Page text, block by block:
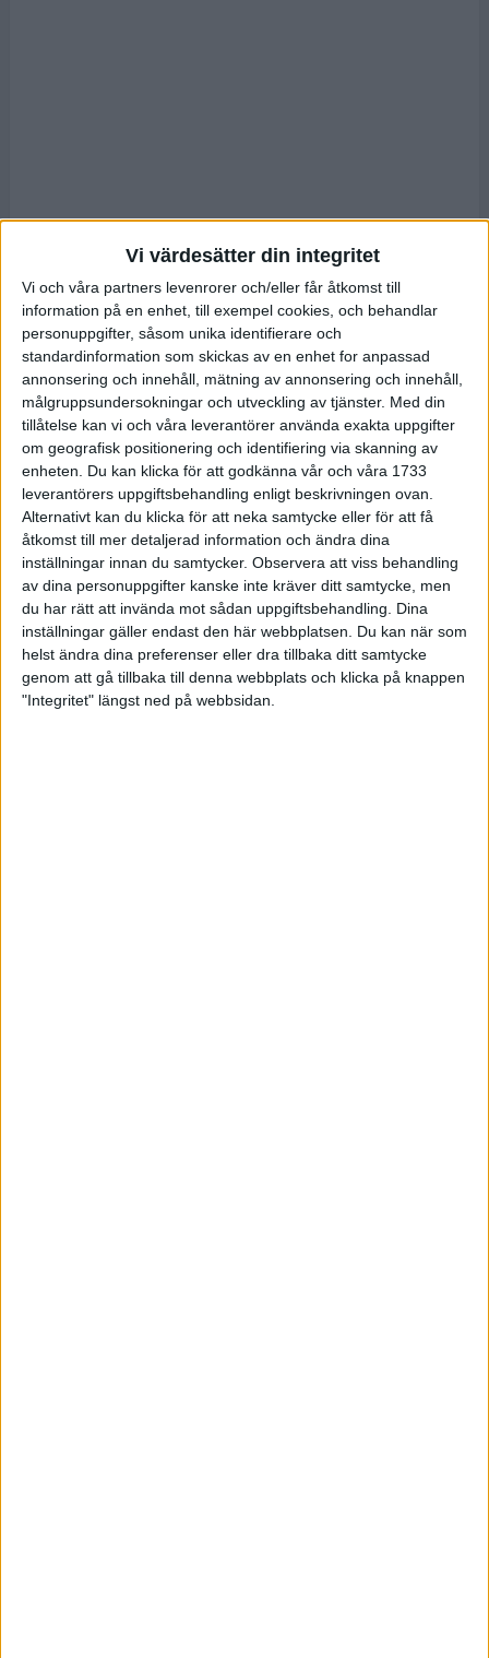
Vi värdesätter din integritet
Vi och våra partners levenrorer och/eller får åtkomst till
information på en enhet, till exempel cookies, och behandlar
personuppgifter, såsom unika identifierare och
standardinformation som skickas av en enhet for anpassad
annonsering och innehåll, mätning av annonsering och innehåll,
målgruppsundersokningar och utveckling av tjänster. Med din
tillåtelse kan vi och våra leverantörer använda exakta uppgifter
om geografisk positionering och identifiering via skanning av
enheten. Du kan klicka för att godkänna vår och våra 1733
leverantörers uppgiftsbehandling enligt beskrivningen ovan.
Alternativt kan du klicka för att neka samtycke eller för att få
åtkomst till mer detaljerad information och ändra dina
inställningar innan du samtycker. Observera att viss behandling
av dina personuppgifter kanske inte kräver ditt samtycke, men
du har rätt att invända mot sådan uppgiftsbehandling. Dina
inställningar gäller endast den här webbplatsen. Du kan när som
helst ändra dina preferenser eller dra tillbaka ditt samtycke
genom att gå tillbaka till denna webbplats och klicka på knappen
"Integritet" längst ned på webbsidan.